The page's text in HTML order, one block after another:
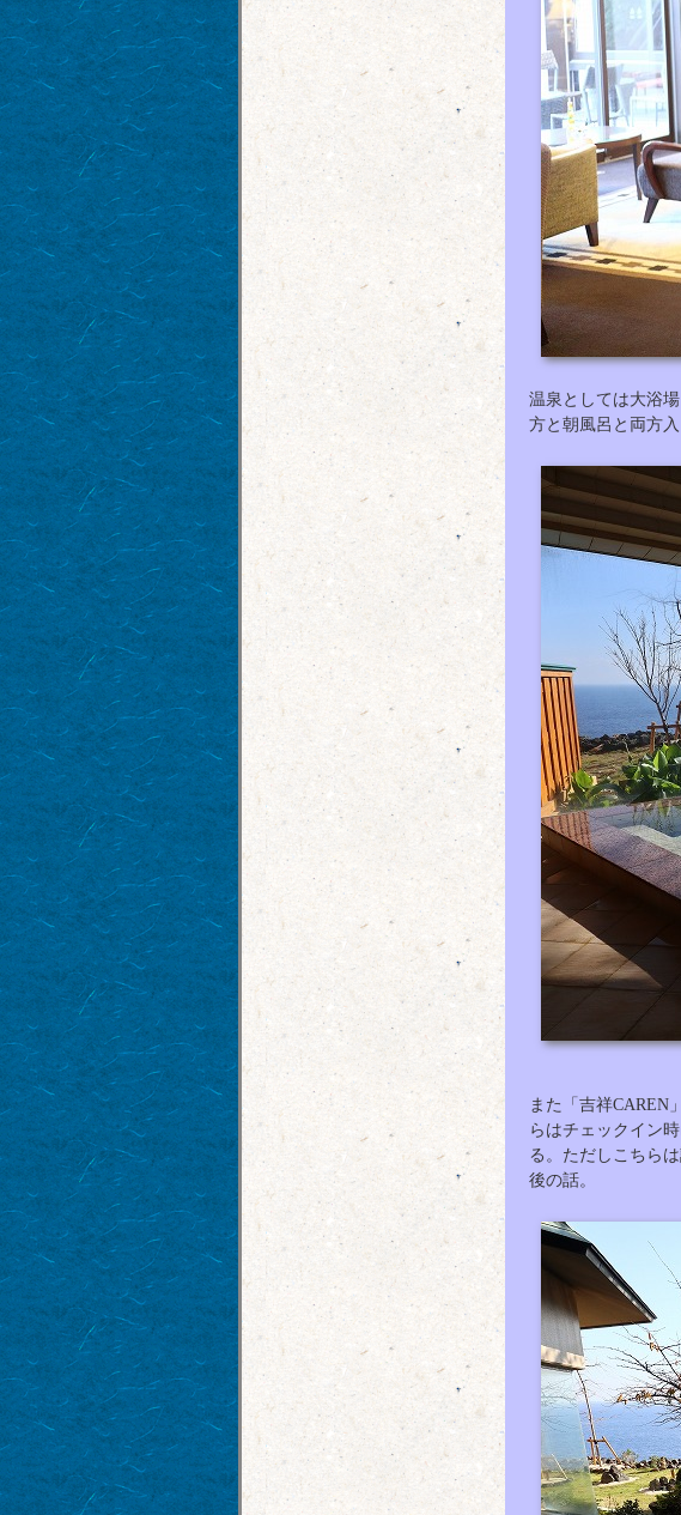
温泉としては大浴
方と朝風呂と両方
また「吉祥CAREN
らはチェックイン
る。ただしこちら
後の話。